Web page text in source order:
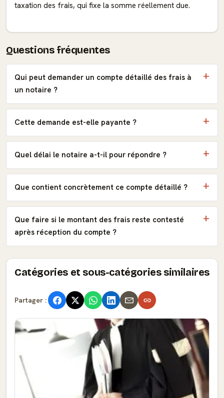
taxation des frais, qui fixe la somme réellement due.
Questions fréquentes
Qui peut demander un compte détaillé des frais à
un notaire ?
Cette demande est-elle payante ?
Quel délai le notaire a-t-il pour répondre ?
Que contient concrètement ce compte détaillé ?
Que faire si le montant des frais reste contesté
après réception du compte ?
Catégories et sous-catégories similaires
Partager :